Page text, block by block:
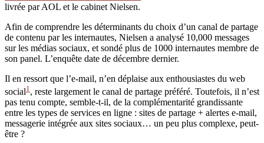
livrée par AOL et le cabinet Nielsen.
Afin de comprendre les déterminants du choix d’un canal de partage
de contenu par les internautes, Nielsen a analysé 10,000 messages
sur les médias sociaux, et sondé plus de 1000 internautes membre de
son panel. L’enquête date de décembre dernier.
Il en ressort que l’e-mail, n’en déplaise aux enthousiastes du web
social1 , reste largement le canal de partage préféré. Toutefois, il n’est
pas tenu compte, semble-t-il, de la complémentarité grandissante
entre les types de services en ligne : sites de partage + alertes e-mail,
messagerie intégrée aux sites sociaux… un peu plus complexe, peut-
être ?